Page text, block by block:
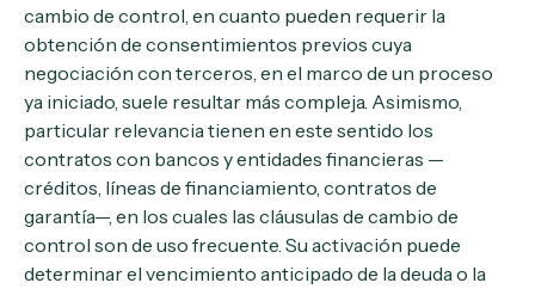
cambio de control, en cuanto pueden requerir la
obtención de consentimientos previos cuya
negociación con terceros, en el marco de un proceso
ya iniciado, suele resultar más compleja. Asimismo,
particular relevancia tienen en este sentido los
contratos con bancos y entidades financieras —
créditos, líneas de financiamiento, contratos de
garantía—, en los cuales las cláusulas de cambio de
control son de uso frecuente. Su activación puede
determinar el vencimiento anticipado de la deuda o la